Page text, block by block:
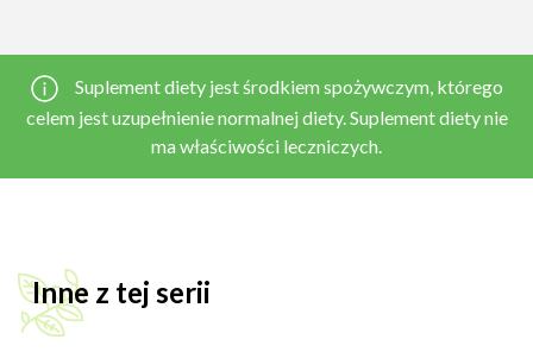
Suplement diety jest środkiem spożywczym, którego
celem jest uzupełnienie normalnej diety. Suplement diety nie
ma właściwości leczniczych.
Inne z tej serii